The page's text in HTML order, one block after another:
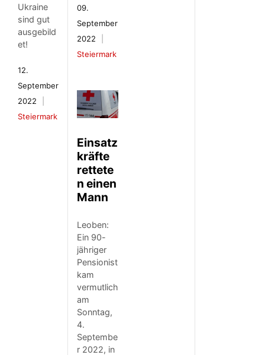
Ukraine
sind gut
ausgebild
et!
12.
September
2022
Steiermark
09.
September
2022
Steiermark
Einsatz
kräfte
rettete
n einen
Mann
Leoben:
Ein 90-
jähriger
Pensionist
kam
vermutlich
am
Sonntag,
4.
Septembe
r 2022, in